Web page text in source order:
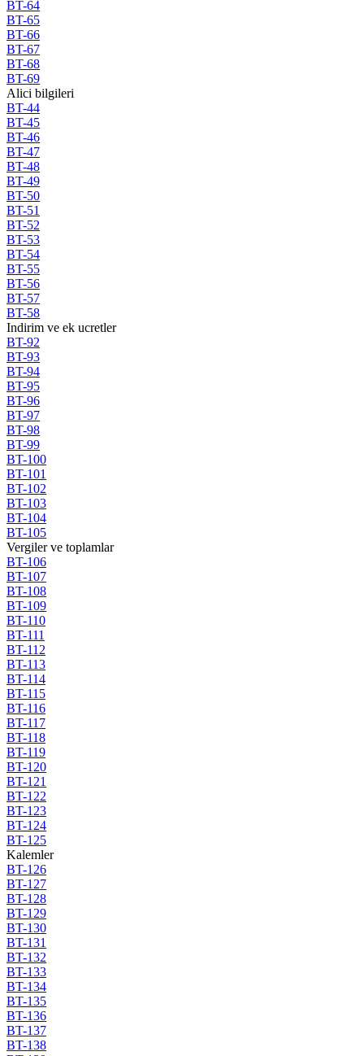
BT-64
BT-65
BT-66
BT-67
BT-68
BT-69
Alici bilgileri
BT-44
BT-45
BT-46
BT-47
BT-48
BT-49
BT-50
BT-51
BT-52
BT-53
BT-54
BT-55
BT-56
BT-57
BT-58
Indirim ve ek ucretler
BT-92
BT-93
BT-94
BT-95
BT-96
BT-97
BT-98
BT-99
BT-100
BT-101
BT-102
BT-103
BT-104
BT-105
Vergiler ve toplamlar
BT-106
BT-107
BT-108
BT-109
BT-110
BT-111
BT-112
BT-113
BT-114
BT-115
BT-116
BT-117
BT-118
BT-119
BT-120
BT-121
BT-122
BT-123
BT-124
BT-125
Kalemler
BT-126
BT-127
BT-128
BT-129
BT-130
BT-131
BT-132
BT-133
BT-134
BT-135
BT-136
BT-137
BT-138